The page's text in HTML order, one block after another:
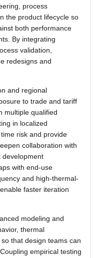
process
the product lifecycle so
both performance
By integrating
validation,
redesigns and
and regional
to trade and tariff
multiple qualified
in localized
risk and provide
collaboration with
development
with end-use
and high-thermal-
faster iteration
modeling and
thermal
that design teams can
empirical testing